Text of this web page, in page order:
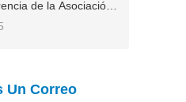
de la Asociación
de Fertilizantes (IFA)
y el Pacífico,
Un Correo